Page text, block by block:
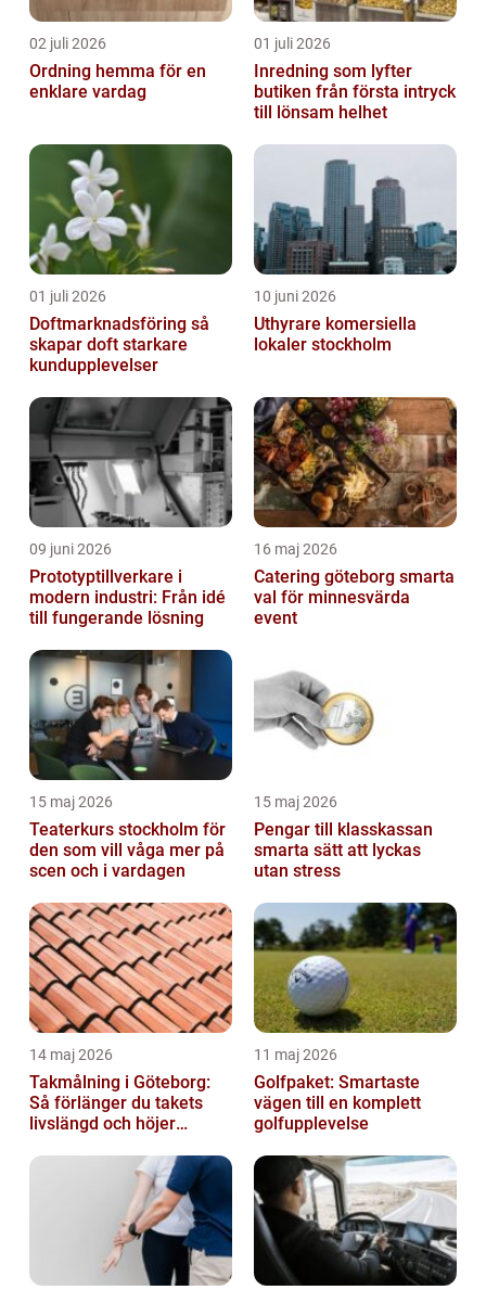
02 juli 2026
Ordning hemma för en
enklare vardag
01 juli 2026
Inredning som lyfter
butiken från första intryck
till lönsam helhet
01 juli 2026
Doftmarknadsföring så
skapar doft starkare
kundupplevelser
10 juni 2026
Uthyrare komersiella
lokaler stockholm
09 juni 2026
Prototyptillverkare i
modern industri: Från idé
till fungerande lösning
16 maj 2026
Catering göteborg smarta
val för minnesvärda
event
15 maj 2026
Teaterkurs stockholm för
den som vill våga mer på
scen och i vardagen
15 maj 2026
Pengar till klasskassan
smarta sätt att lyckas
utan stress
14 maj 2026
Takmålning i Göteborg:
Så förlänger du takets
livslängd och höjer
11 maj 2026
Golfpaket: Smartaste
vägen till en komplett
golfupplevelse